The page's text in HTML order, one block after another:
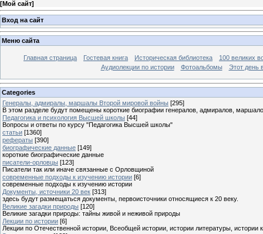
[Мой сайт]
Вход на сайт
Меню сайта
Главная страница Гостевая книга Историческая библиотека
100 великих
Аудиолекции по истории
Фотоальбомы Этот день
Categories
Генералы, адмиралы, маршалы Второй мировой войны [295]
В этом разделе будут помещены короткие биографии генералов, адмиралов,
Педагогика и психология Высшей школы [44]
Вопросы и ответы по курсу "Педагогика Высшей школы"
статьи [1360]
рефераты [390]
биографические данные [149]
короткие биографические данные
писатели-орловцы [123]
Писатели так или иначе связанные с Орловщиной
современные подходы к изучению истории [6]
современные подходы к изучению истории
Документы, источники 20 век [313]
здесь будут размещаться документы, первоисточники относящиеся к 20 веку.
Великие загадки природы [120]
Великие загадки природы: тайны живой и неживой природы
Лекции по истории [6]
Лекции по Отечественной истории, Всеобщей истории, истории литературы, истории